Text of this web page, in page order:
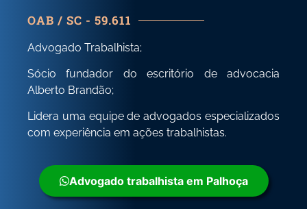
OAB / SC - 59.611
Advogado Trabalhista;
Sócio fundador do escritório de advocacia
Alberto Brandão;
Lidera uma equipe de advogados especializados
com experiência em ações trabalhistas.
Advogado trabalhista em Palhoça